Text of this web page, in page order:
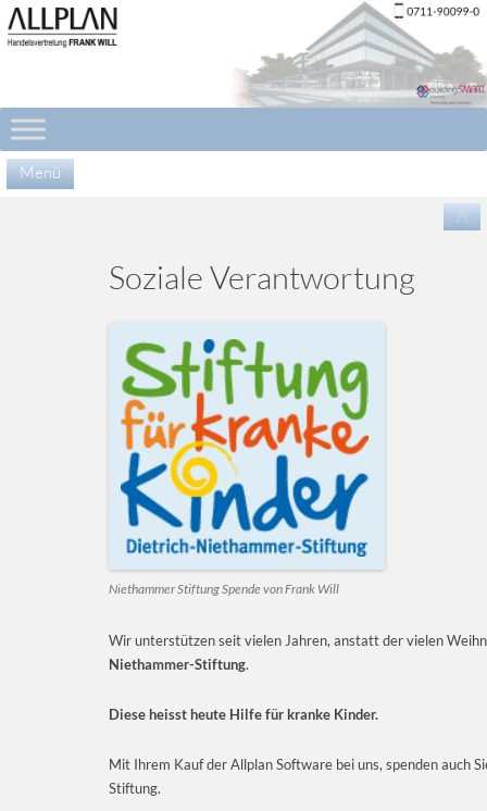
Menü
/\
Soziale Verantwortung
Niethammer Stiftung Spende von Frank Will
Wir unterstützen seit vielen Jahren, anstatt der vielen
Niethammer-Stiftung.
Diese heisst heute Hilfe für kranke Kinder.
Mit Ihrem Kauf der Allplan Software bei uns, spenden auch
Stiftung.